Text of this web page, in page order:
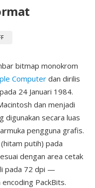
bitmap monokrom
Computer dan dirilis
24 Januari 1984.
dan menjadi
digunakan secara luas
pengguna grafis.
putih) pada
dengan area cetak
pada 72 dpi —
PackBits.